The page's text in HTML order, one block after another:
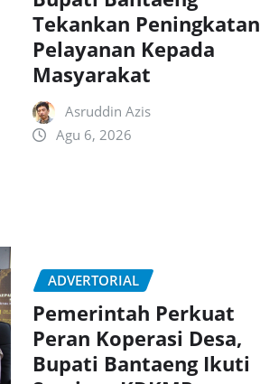
Tekankan Peningkatan
Pelayanan Kepada
Masyarakat
Asruddin Azis
Agu 6, 2026
ADVERTORIAL
Pemerintah Perkuat
Peran Koperasi Desa,
Bupati Bantaeng Ikuti